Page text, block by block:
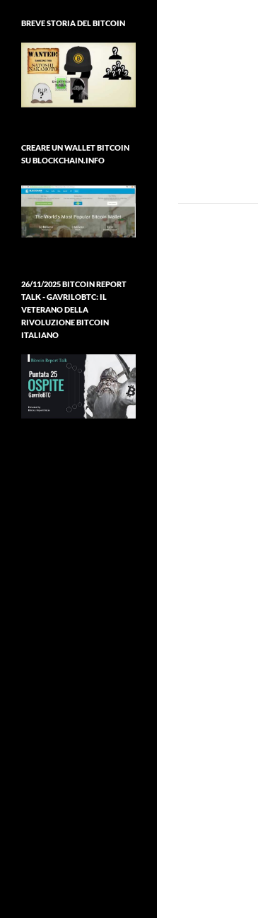
BREVE STORIA DEL BITCOIN
CREARE UN WALLET BITCOIN
SU BLOCKCHAIN.INFO
26/11/2025 BITCOIN REPORT
TALK - GAVRILOBTC: IL
VETERANO DELLA
RIVOLUZIONE BITCOIN
ITALIANO